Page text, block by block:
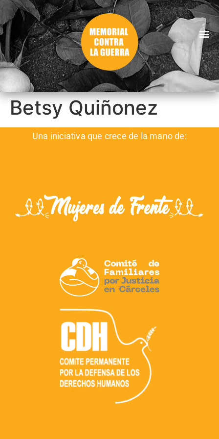
Betsy Quiñonez
Una iniciativa que crece de la mano de: